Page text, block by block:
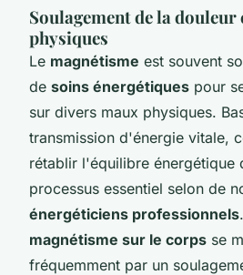
Soulagement de la douleur
physiques
Le magnétisme est souvent
de soins énergétiques pour
sur divers maux physiques.
transmission d'énergie vitale,
rétablir l'équilibre énergétique
processus essentiel selon de
énergéticiens professionnels
magnétisme sur le corps se
fréquemment par un